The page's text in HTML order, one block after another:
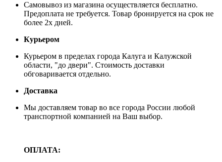
Самовывоз из магазина осуществляется бесплатно.
Предоплата не требуется. Товар бронируется на срок не
более 2х дней.
Курьером
Курьером в пределах города Калуга и Калужской
области, "до двери". Стоимость доставки
обговаривается отдельно.
Доставка
Мы доставляем товар во все города России любой
транспортной компанией на Ваш выбор.
ОПЛАТА: